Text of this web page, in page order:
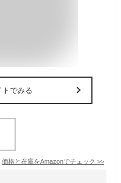
トでみる
価格と在庫をAmazonでチェック >>